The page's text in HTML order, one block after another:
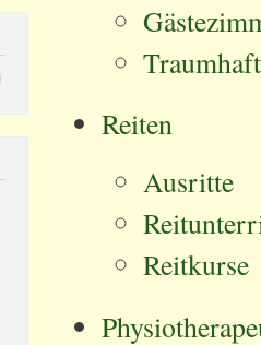
Reiten
Ausritte
Reitkurse